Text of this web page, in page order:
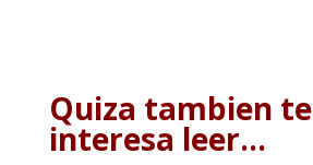
Quiza tambien te
interesa leer…